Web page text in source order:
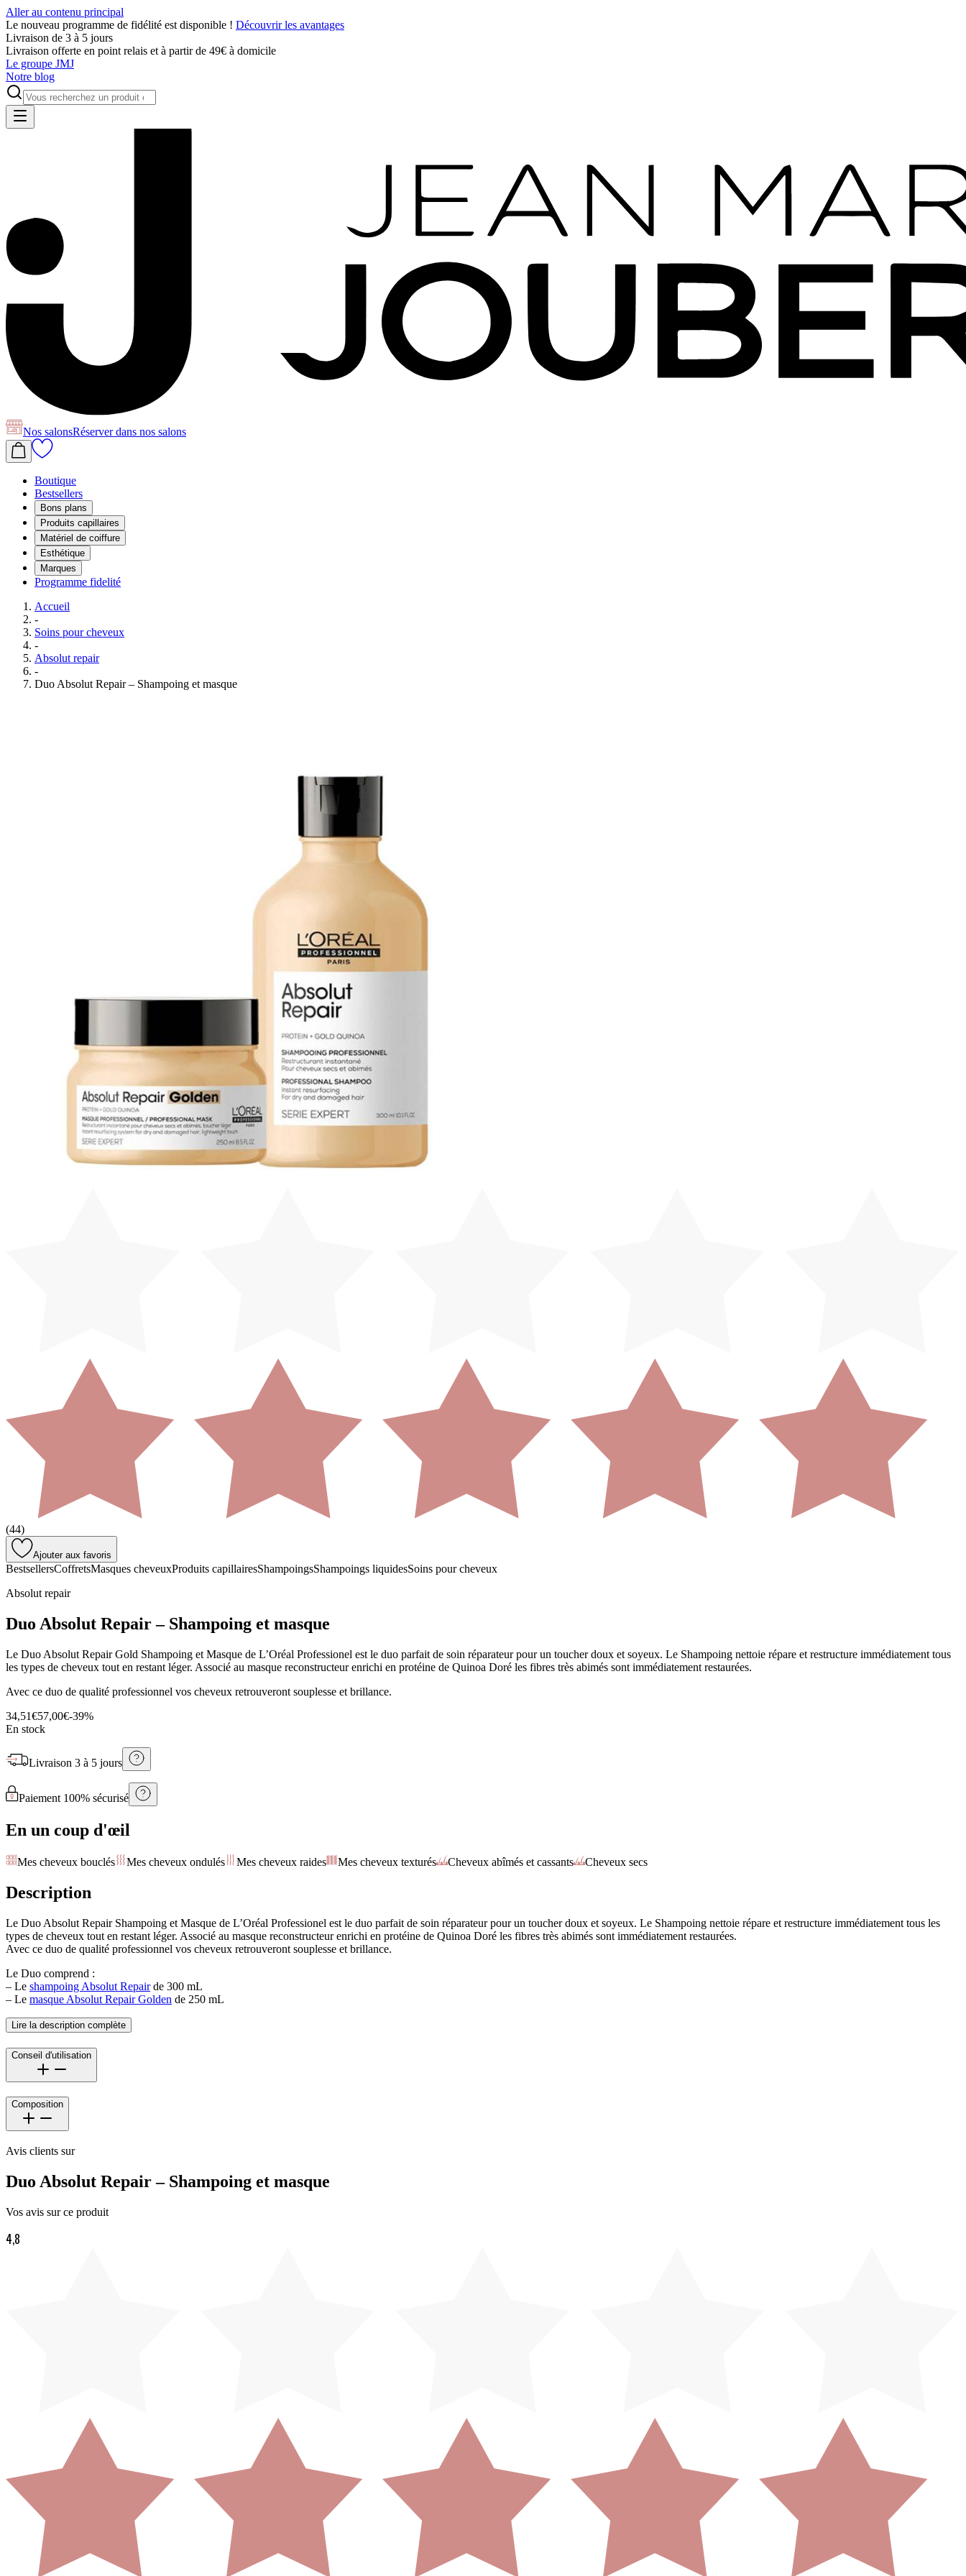
Aller au contenu principal
Le nouveau programme de fidélité est disponible ! Découvrir les avantages
Livraison de 3 à 5 jours
Livraison offerte en point relais et à partir de 49€ à domicile
Le groupe JMJ
Notre blog
Nos salonsRéserverdans nos salons
Boutique
Bestsellers
Bons plans
Produits capillaires
Matériel de coiffure
Esthétique
Marques
Programme fidelité
Accueil
-
Soins pour cheveux
-
Absolut repair
-
Duo Absolut Repair – Shampoing et masque
(44)
Ajouter aux favoris
BestsellersCoffretsMasques cheveuxProduits capillairesShampoingsShampoings liquidesSoins pour cheveux
Absolut repair
Duo Absolut Repair – Shampoing et masque
Le Duo Absolut Repair Gold Shampoing et Masque de L’Oréal Professionel est le duo parfait de soin réparateur pour un toucher doux et soyeux. Le Shampoing nettoie répare et restructure immédiatement tous
les types de cheveux tout en restant léger. Associé au masque reconstructeur enrichi en protéine de Quinoa Doré les fibres très abimés sont immédiatement restaurées.
Avec ce duo de qualité professionnel vos cheveux retrouveront souplesse et brillance.
34,51€57,00€-39%
En stock
Livraison 3 à 5 jours
Paiement 100% sécurisé
En un coup d'œil
Mes cheveux bouclés Mes cheveux ondulés Mes cheveux raides Mes cheveux texturés Cheveux abîmés et cassants Cheveux secs
Description
Le Duo Absolut Repair Shampoing et Masque de L’Oréal Professionel est le duo parfait de soin réparateur pour un toucher doux et soyeux. Le Shampoing nettoie répare et restructure immédiatement tous les
types de cheveux tout en restant léger. Associé au masque reconstructeur enrichi en protéine de Quinoa Doré les fibres très abimés sont immédiatement restaurées.
Avec ce duo de qualité professionnel vos cheveux retrouveront souplesse et brillance.
Le Duo comprend :
– Le shampoing Absolut Repairde 300 mL
– Le masque Absolut Repair Golden de 250 mL
Lire la description complète
Conseil d'utilisation
Composition
Avis clients sur
Duo Absolut Repair – Shampoing et masque
Vos avis sur ce produit
4,8